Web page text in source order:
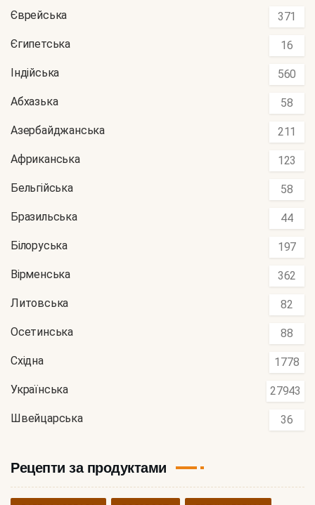
Єврейська 371
Єгипетська 16
Індійська 560
Абхазька 58
Азербайджанська 211
Африканська 123
Бельгійська 58
Бразильська 44
Білоруська 197
Вірменська 362
Литовська 82
Осетинська 88
Східна 1778
Українська 27943
Швейцарська 36
Рецепти за продуктами